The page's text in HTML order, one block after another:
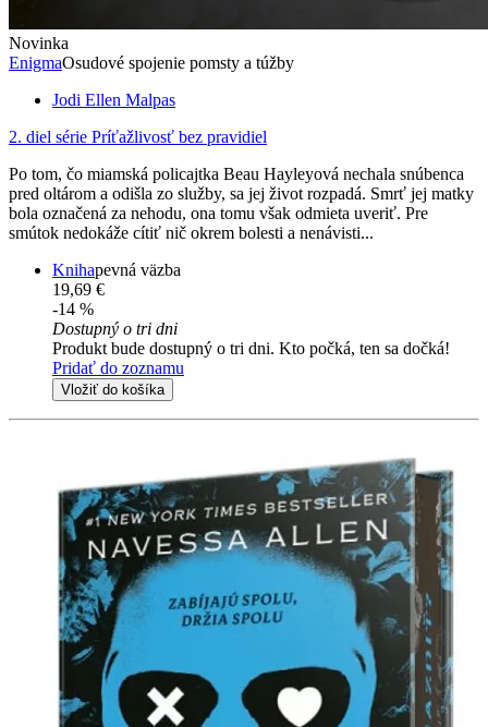
Novinka
EnigmaOsudové spojenie pomsty a túžby
Jodi Ellen Malpas
2. diel série Príťažlivosť bez pravidiel
Po tom, čo miamská policajtka Beau Hayleyová nechala snúbenca
pred oltárom a odišla zo služby, sa jej život rozpadá. Smrť jej matky
bola označená za nehodu, ona tomu však odmieta uveriť. Pre
smútok nedokáže cítiť nič okrem bolesti a nenávisti...
Knihapevná väzba
19,69 €
-14 %
Dostupný o tri dni
Produkt bude dostupný o tri dni. Kto počká, ten sa dočká!
Pridať do zoznamu
Vložiť do košíka